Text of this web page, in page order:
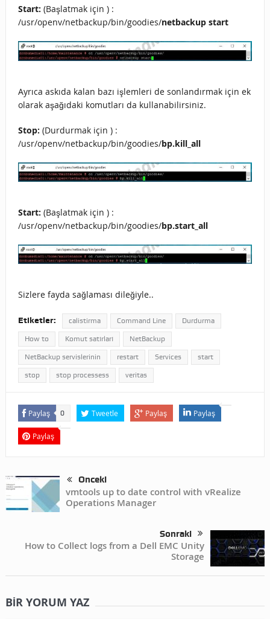
Start: (Başlatmak için ) :
/usr/openv/netbackup/bin/goodies/netbackup start
Ayrıca askıda kalan bazı işlemleri de sonlandırmak için ek
olarak aşağıdaki komutları da kullanabilirsiniz.
Stop: (Durdurmak için ) :
/usr/openv/netbackup/bin/goodies/bp.kill_all
Start: (Başlatmak için ) :
/usr/openv/netbackup/bin/goodies/bp.start_all
Sizlere fayda sağlaması dileğiyle..
Etiketler: calistirma Command Line Durdurma
How to Komut satırları NetBackup
NetBackup servislerinin restart Services start
stop stop processess veritas
Paylaş 0 Tweetle Paylaş Paylaş
Paylaş
Önceki
vmtools up to date control with vRealize
Operations Manager
Sonraki
How to Collect logs from a Dell EMC Unity
Storage
BIR YORUM YAZ